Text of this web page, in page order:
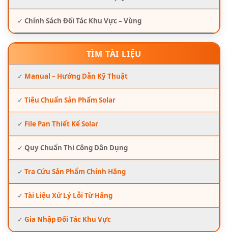
✓ Chính Sách Đối Tác Khu Vực – Vùng
TÌM TÀI LIỆU
✓ Manual – Hướng Dẫn Kỹ Thuật
✓ Tiêu Chuẩn Sản Phẩm Solar
✓ File Pan Thiết Kế Solar
✓ Quy Chuẩn Thi Công Dân Dụng
✓ Tra Cứu Sản Phẩm Chính Hãng
✓ Tài Liệu Xử Lý Lỗi Từ Hãng
✓ Gia Nhập Đối Tác Khu Vực